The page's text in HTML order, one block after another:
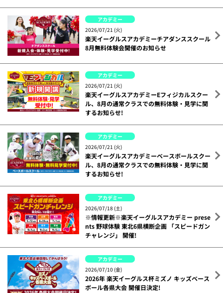
アカデミー
2026/07/21 (火)
楽天イーグルスアカデミーチアダンススクール
8月無料体験会開催のお知らせ
アカデミー
2026/07/21 (火)
楽天イーグルスアカデミーEフィジカルスクー
ル、8月の通常クラスでの無料体験・見学に関
するお知らせ!
アカデミー
2026/07/21 (火)
楽天イーグルスアカデミーベースボールスクー
ル、8月の通常クラスでの無料体験・見学に関
するお知らせ!
アカデミー
2026/07/18 (土)
※情報更新※楽天イーグルスアカデミー prese
nts 野球体験 東北6県横断企画 「スピードガン
チャレンジ」 開催!
アカデミー
2026/07/10 (金)
2026年 楽天イーグルス杯ミズノ キッズベース
ボール各県大会 開催日決定!